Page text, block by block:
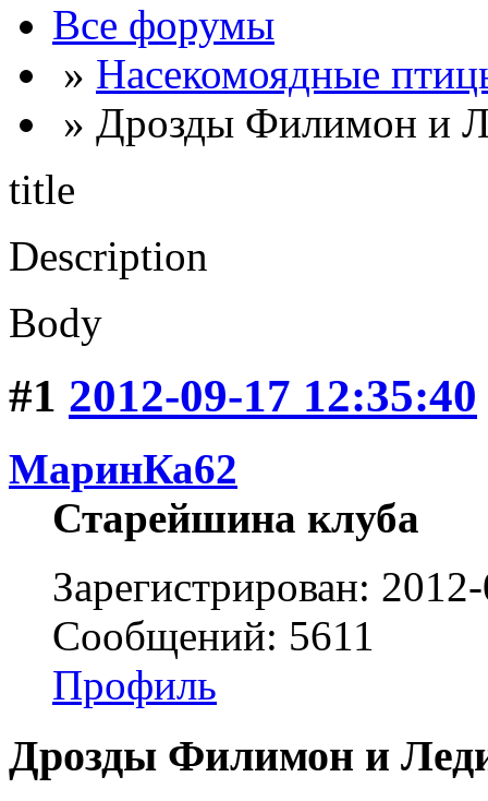
Все форумы
» Насекомоядные
» Дрозды Филимон и
title
Description
Body
#1 2012-09-17 12:35:40
МаринКа62
Старейшина клуба
Зарегистрирован:
Сообщений: 5611
Профиль
Дрозды Филимон и